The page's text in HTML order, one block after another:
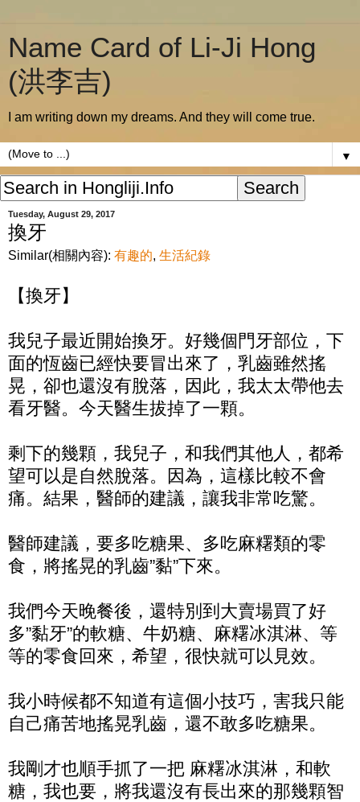
Name Card of Li-Ji Hong
(洪李吉)
I am writing down my dreams. And they will come true.
▼
Tuesday, August 29, 2017
換牙
Similar(相關內容): 有趣的, 生活紀錄
【換牙】
我兒子最近開始換牙。好幾個門牙部位，下
面的恆齒已經快要冒出來了，乳齒雖然搖
晃，卻也還沒有脫落，因此，我太太帶他去
看牙醫。今天醫生拔掉了一顆。
剩下的幾顆，我兒子，和我們其他人，都希
望可以是自然脫落。因為，這樣比較不會
痛。結果，醫師的建議，讓我非常吃驚。
醫師建議，要多吃糖果、多吃麻糬類的零
食，將搖晃的乳齒”黏”下來。
我們今天晚餐後，還特別到大賣場買了好
多”黏牙”的軟糖、牛奶糖、麻糬冰淇淋、等
等的零食回來，希望，很快就可以見效。
我小時候都不知道有這個小技巧，害我只能
自己痛苦地搖晃乳齒，還不敢多吃糖果。
我剛才也順手抓了一把 麻糬冰淇淋，和軟
糖，我也要，將我還沒有長出來的那幾顆智